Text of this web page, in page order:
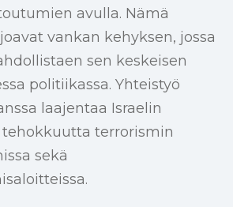
avulla. Nämä
vankan kehyksen, jossa
sen keskeisen
politiikassa. Yhteistyö
laajentaa Israelin
terrorismin
sekä